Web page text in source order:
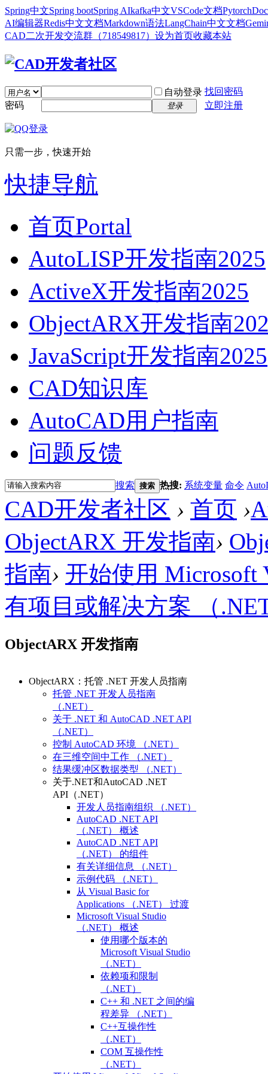
Spring中文Spring bootSpring AIkafka中文VSCode文档Pytorch
AI编辑器Redis中文文档Markdown语法LangChain中文文档
CAD二次开发交流群（718549817） 设为首页收藏本站
自动登录 找回密码
密码
登录 立即注册
只需一步，快速开始
快捷导航
首页Portal
AutoLISP开发指南2025
ActiveX开发指南2025
ObjectARX开发指南
JavaScript开发指南2025
CAD知识库
AutoCAD用户指南
问题反馈
搜索 搜索 热搜: 系统变量 命令
CAD开发者社区 › 首页 ›
ObjectARX 开发指南›
指南› 开始使用 Microsoft
有项目或解决方案 （
ObjectARX 开发指南
ObjectARX：托管 .NET 开发人员指南
托管 .NET 开发人员指南
（.NET）
关于 .NET 和 AutoCAD .NET API
（.NET）
控制 AutoCAD 环境 （.NET）
在三维空间中工作 （.NET）
结果缓冲区数据类型 （.NET）
关于.NET和AutoCAD .NET
API（.NET）
开发人员指南组织 （.NET）
AutoCAD .NET API
（.NET） 概述
AutoCAD .NET API
（.NET） 的组件
有关详细信息 （.NET）
示例代码 （.NET）
从 Visual Basic for
Applications （.NET） 过渡
Microsoft Visual Studio
（.NET） 概述
使用哪个版本的
Microsoft Visual Studio
（.NET）
依赖项和限制
（.NET）
C++ 和 .NET 之间的编
程差异 （.NET）
C++互操作性
（.NET）
COM 互操作性
（.NET）